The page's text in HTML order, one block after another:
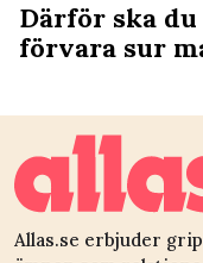
Därför ska
förvara sur
Allas.se erbjuder